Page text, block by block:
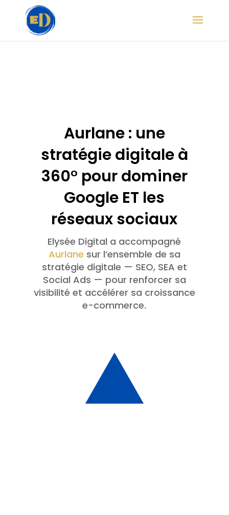
Aurlane : une
stratégie digitale à
360° pour dominer
Google ET les
réseaux sociaux
Elysée Digital a accompagné
Aurlane sur l’ensemble de sa
stratégie digitale — SEO, SEA et
Social Ads — pour renforcer sa
visibilité et accélérer sa croissance
e-commerce.